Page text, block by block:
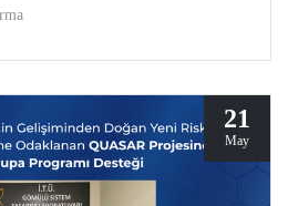
araştırma ve iş birliği
21
May